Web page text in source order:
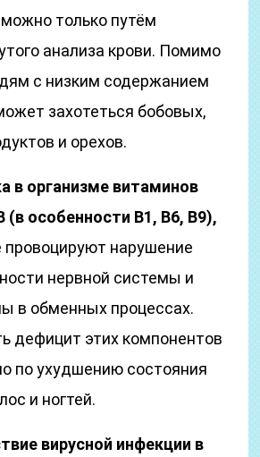
только путём
анализа крови. Помимо
с низким содержанием
захотеться бобовых,
и орехов.
в организме витаминов
(в особенности B1, B6, B9),
провоцируют нарушение
нервной системы и
в обменных процессах.
дефицит этих компонентов
по ухудшению состояния
и ногтей.
вирусной инфекции в